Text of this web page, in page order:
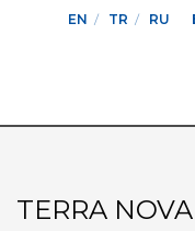
EN TR RU
TERRA